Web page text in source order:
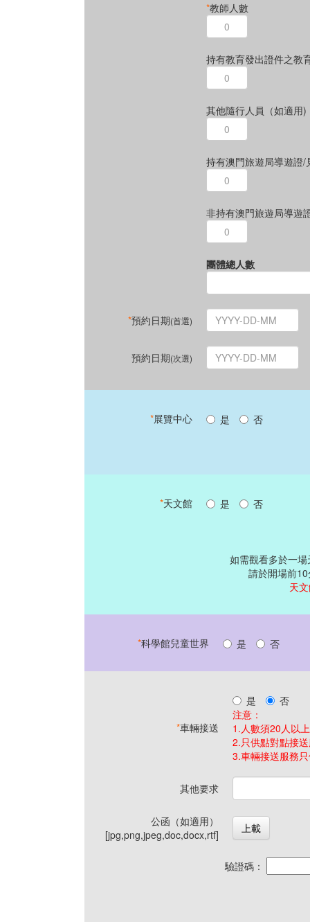
*教師人數
持有教育發出證件之教
其他隨行人員（如適用)
持有澳門旅遊局導遊證
非持有澳門旅遊局導遊
團體總人數
*預約日期(首選)
預約日期(次選)
*展覽中心 是 否
*天文館 是 否
如需觀看多於一
請於開場前
天
*科學館兒童世界 是 否
*車輛接送
是
否
注意：
1.人數須20人以上
2.只供點對點接
3.車輛接送服務
其他要求
公函（如適用）
[jpg,png,jpeg,doc,docx,rtf]
上載
驗證碼：